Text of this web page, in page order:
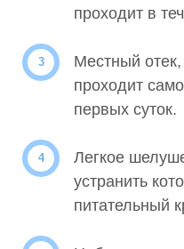
проходит в
Местный
проходит
первых суток.
Легкое
устранить
питательный